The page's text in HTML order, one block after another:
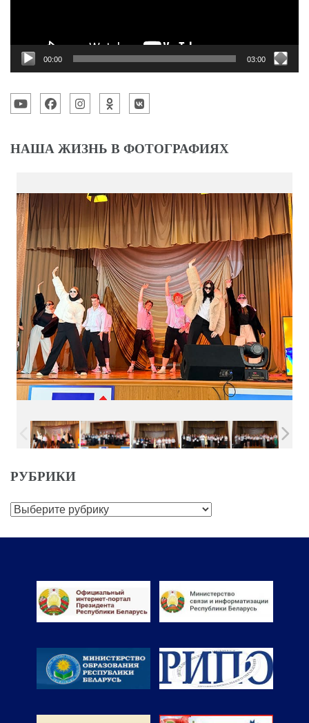
00:00 03:00
НАША ЖИЗНЬ В ФОТОГРАФИЯХ
РУБРИКИ
Рубрики